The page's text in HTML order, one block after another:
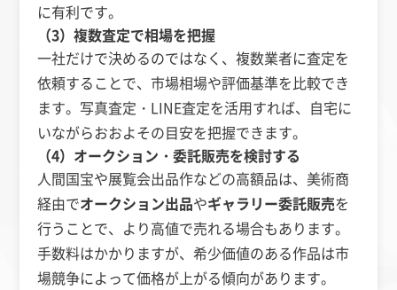
に有利です。
（3）複数査定で相場を把握
一社だけで決めるのではなく、複数業者に査定を
依頼することで、市場相場や評価基準を比較でき
ます。写真査定・LINE査定を活用すれば、自宅に
いながらおおよその目安を把握できます。
（4）オークション・委託販売を検討する
人間国宝や展覧会出品作などの高額品は、美術商
経由でオークション出品やギャラリー委託販売を
行うことで、より高値で売れる場合もあります。
手数料はかかりますが、希少価値のある作品は市
場競争によって価格が上がる傾向があります。